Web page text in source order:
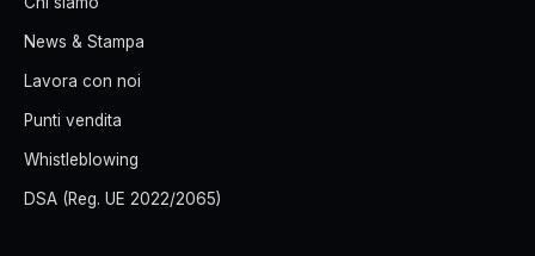
News & Stampa
Lavora con noi
Punti vendita
Whistleblowing
DSA (Reg. UE 2022/2065)